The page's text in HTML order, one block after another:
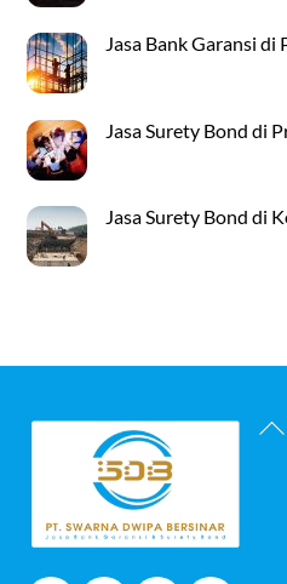
Jasa Bank Garansi
Jasa Surety Bond di
Jasa Surety Bond di